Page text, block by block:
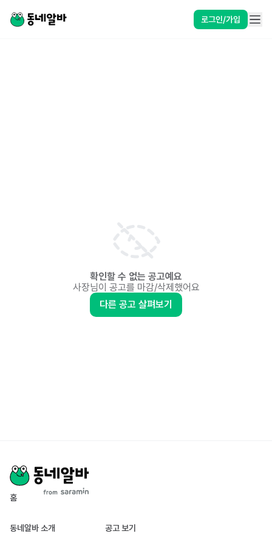
로그인/가입
확인할 수 없는 공고예요
사장님이 공고를 마감/삭제했어요
다른 공고 살펴보기
홈
동네알바 소개 공고 보기